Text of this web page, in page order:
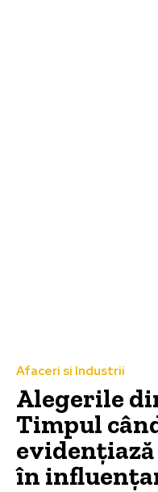
Afaceri si Industrii
Alegerile
Timpul
în